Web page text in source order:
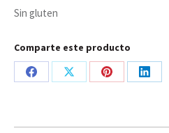
Sin gluten
Comparte este producto
Share
Share
Share
Share